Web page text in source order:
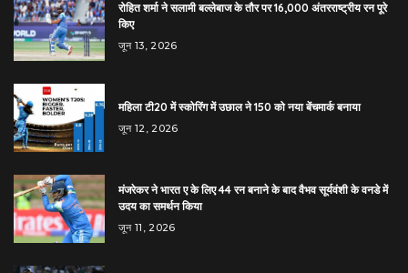
रोहित शर्मा ने सलामी बल्लेबाज के तौर पर 16,000 अंतरराष्ट्रीय रन पूरे
किए
जून 13, 2026
महिला टी20 में स्कोरिंग में उछाल ने 150 को नया बेंचमार्क बनाया
जून 12, 2026
मंजरेकर ने भारत ए के लिए 44 रन बनाने के बाद वैभव सूर्यवंशी के वनडे में
उदय का समर्थन किया
जून 11, 2026